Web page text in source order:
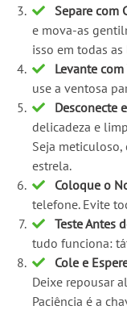
Separe com
e mova-as
isso em todas
Levante
use a ventosa
Desconecte
delicadeza e
Seja
estrela.
Coloque o
telefone. Evite
Teste Antes
tudo funciona:
Cole e
Deixe repousar
Paciência é a